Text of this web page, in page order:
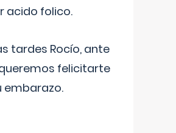
acido folico.
tardes Rocío, ante
felicitarte
embarazo.